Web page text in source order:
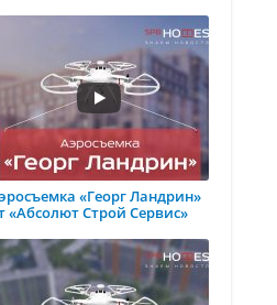
«Георг Ландрин»
«Абсолют Строй Сервис»